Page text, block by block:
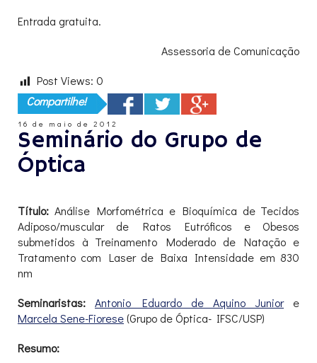
Entrada gratuita.
Assessoria de Comunicação
Post Views: 0
Compartilhe!
16 de maio de 2012
Seminário do Grupo de
Óptica
Título: Análise Morfométrica e Bioquímica de Tecidos
Adiposo/muscular de Ratos Eutróficos e Obesos
submetidos à Treinamento Moderado de Natação e
Tratamento com Laser de Baixa Intensidade em 830
nm
Seminaristas:
Antonio Eduardo de Aquino Juniore
Marcela Sene-Fiorese(Grupo de Óptica- IFSC/USP)
Resumo: